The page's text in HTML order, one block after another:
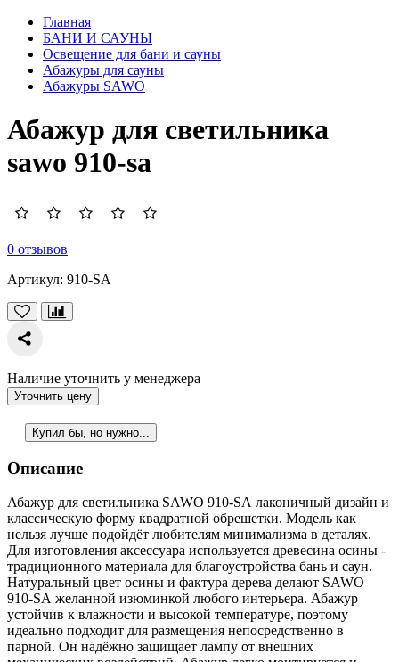
Главная
БАНИ И САУНЫ
Освещение для бани и сауны
Абажуры для сауны
Абажуры SAWO
Абажур для светильника
sawo 910-sa
0 отзывов
Артикул: 910-SA
Наличие уточнить у менеджера
Уточнить цену
Купил бы, но нужно...
Описание
Абажур для светильника SAWO 910-SА лаконичный дизайн и
классическую форму квадратной обрешетки. Модель как
нельзя лучше подойдёт любителям минимализма в деталях.
Для изготовления аксессуара используется древесина осины -
традиционного материала для благоустройства бань и саун.
Натуральный цвет осины и фактура дерева делают SAWO
910-SА желанной изюминкой любого интерьера. Абажур
устойчив к влажности и высокой температуре, поэтому
идеально подходит для размещения непосредственно в
парной. Он надёжно защищает лампу от внешних